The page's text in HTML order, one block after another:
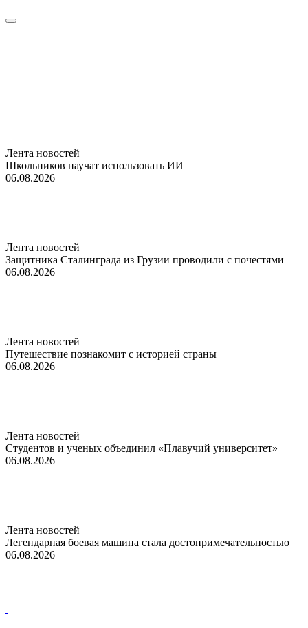
Лента новостей
Школьников научат использовать ИИ
06.08.2026
Лента новостей
Защитника Сталинграда из Грузии проводили с почестями
06.08.2026
Лента новостей
Путешествие познакомит с историей страны
06.08.2026
Лента новостей
Студентов и ученых объединил «Плавучий университет»
06.08.2026
Лента новостей
Легендарная боевая машина стала достопримечательностью
06.08.2026